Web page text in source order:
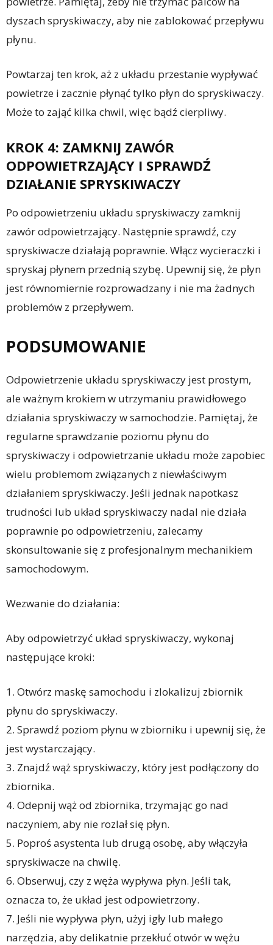
dyszach spryskiwaczy, aby nie zablokować przepływu
płynu.
Powtarzaj ten krok, aż z układu przestanie wypływać
powietrze i zacznie płynąć tylko płyn do spryskiwaczy.
Może to zająć kilka chwil, więc bądź cierpliwy.
KROK 4: ZAMKNIJ ZAWÓR
ODPOWIETRZAJĄCY I SPRAWDŹ
DZIAŁANIE SPRYSKIWACZY
Po odpowietrzeniu układu spryskiwaczy zamknij
zawór odpowietrzający. Następnie sprawdź, czy
spryskiwacze działają poprawnie. Włącz wycieraczki i
spryskaj płynem przednią szybę. Upewnij się, że płyn
jest równomiernie rozprowadzany i nie ma żadnych
problemów z przepływem.
PODSUMOWANIE
Odpowietrzenie układu spryskiwaczy jest prostym,
ale ważnym krokiem w utrzymaniu prawidłowego
działania spryskiwaczy w samochodzie. Pamiętaj, że
regularne sprawdzanie poziomu płynu do
spryskiwaczy i odpowietrzanie układu może zapobiec
wielu problemom związanych z niewłaściwym
działaniem spryskiwaczy. Jeśli jednak napotkasz
trudności lub układ spryskiwaczy nadal nie działa
poprawnie po odpowietrzeniu, zalecamy
skonsultowanie się z profesjonalnym mechanikiem
samochodowym.
Wezwanie do działania:
Aby odpowietrzyć układ spryskiwaczy, wykonaj
następujące kroki:
1. Otwórz maskę samochodu i zlokalizuj zbiornik
płynu do spryskiwaczy.
2. Sprawdź poziom płynu w zbiorniku i upewnij się, że
jest wystarczający.
3. Znajdź wąż spryskiwaczy, który jest podłączony do
zbiornika.
4. Odepnij wąż od zbiornika, trzymając go nad
naczyniem, aby nie rozlał się płyn.
5. Poproś asystenta lub drugą osobę, aby włączyła
spryskiwacze na chwilę.
6. Obserwuj, czy z węża wypływa płyn. Jeśli tak,
oznacza to, że układ jest odpowietrzony.
7. Jeśli nie wypływa płyn, użyj igły lub małego
narzędzia, aby delikatnie przekłuć otwór w wężu